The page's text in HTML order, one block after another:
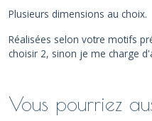
Plusieurs dimensions au choix.
Réalisées selon votre motifs
choisir 2, sinon je me charge
Vous pourriez